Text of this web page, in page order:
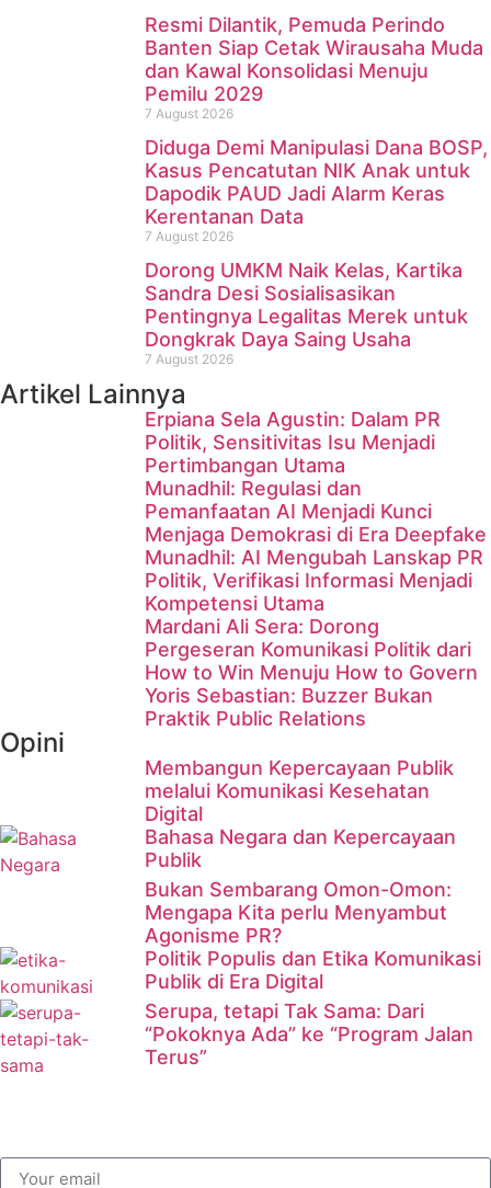
Resmi Dilantik, Pemuda Perindo
Banten Siap Cetak Wirausaha Muda
dan Kawal Konsolidasi Menuju
Pemilu 2029
7 August 2026
Diduga Demi Manipulasi Dana BOSP,
Kasus Pencatutan NIK Anak untuk
Dapodik PAUD Jadi Alarm Keras
Kerentanan Data
7 August 2026
Dorong UMKM Naik Kelas, Kartika
Sandra Desi Sosialisasikan
Pentingnya Legalitas Merek untuk
Dongkrak Daya Saing Usaha
7 August 2026
Artikel Lainnya
Erpiana Sela Agustin: Dalam PR
Politik, Sensitivitas Isu Menjadi
Pertimbangan Utama
Munadhil: Regulasi dan
Pemanfaatan AI Menjadi Kunci
Menjaga Demokrasi di Era Deepfake
Munadhil: AI Mengubah Lanskap PR
Politik, Verifikasi Informasi Menjadi
Kompetensi Utama
Mardani Ali Sera: Dorong
Pergeseran Komunikasi Politik dari
How to Win Menuju How to Govern
Yoris Sebastian: Buzzer Bukan
Praktik Public Relations
Opini
Membangun Kepercayaan Publik
melalui Komunikasi Kesehatan
Digital
Bahasa Negara dan Kepercayaan
Publik
Bukan Sembarang Omon-Omon:
Mengapa Kita perlu Menyambut
Agonisme PR?
Politik Populis dan Etika Komunikasi
Publik di Era Digital
Serupa, tetapi Tak Sama: Dari
“Pokoknya Ada” ke “Program Jalan
Terus”